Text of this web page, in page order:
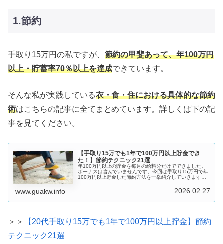
1.節約
手取り15万円の私ですが、 節約の甲斐あって、年100万円
以上・貯蓄率70％以上を達成できています。
そんな私が実践している衣・食・住における具体的な節約
術はこちらの記事に全てまとめています。詳しくは下の記
事を見てください。
【手取り15万でも1年で100万円以上貯金でき
た！】節約テクニック21選
年100万円以上の貯金を毎月の給料分だけでできました。
ボーナスは含んでいませんです。今回は手取り15万円で年
100万円以上貯金した節約方法を一挙紹介していきます。
www.guakw.info 2026.02.27
＞＞
【20代手取り15万でも1年で100万円以上貯金】節約
テクニック21選